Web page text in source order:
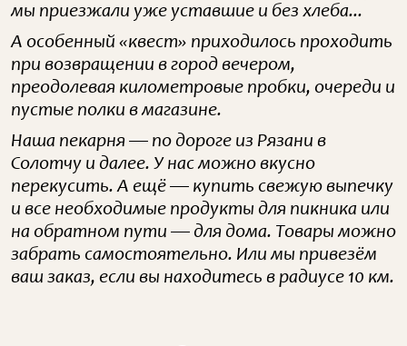
мы приезжали уже уставшие и без хлеба...
А особенный «квест» приходилось проходить
при возвращении в город вечером,
преодолевая километровые пробки, очереди и
пустые полки в магазине.
Наша пекарня — по дороге из Рязани в
Солотчу и далее. У нас можно вкусно
перекусить. А ещё — купить свежую выпечку
и все необходимые продукты для пикника или
на обратном пути — для дома. Товары можно
забрать самостоятельно. Или мы привезём
ваш заказ, если вы находитесь в радиусе 10 км.